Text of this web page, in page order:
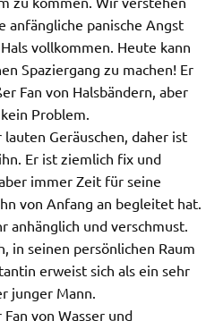
anfängliche panische Angst
vollkommen. Heute kann
Spaziergang zu machen! Er
Fan von Halsbändern, aber
Problem.
Geräuschen, daher ist
Er ist ziemlich fix und
immer Zeit für seine
von Anfang an begleitet hat.
anhänglich und verschmust.
in seinen persönlichen Raum
erweist sich als ein sehr
junger Mann.
von Wasser und